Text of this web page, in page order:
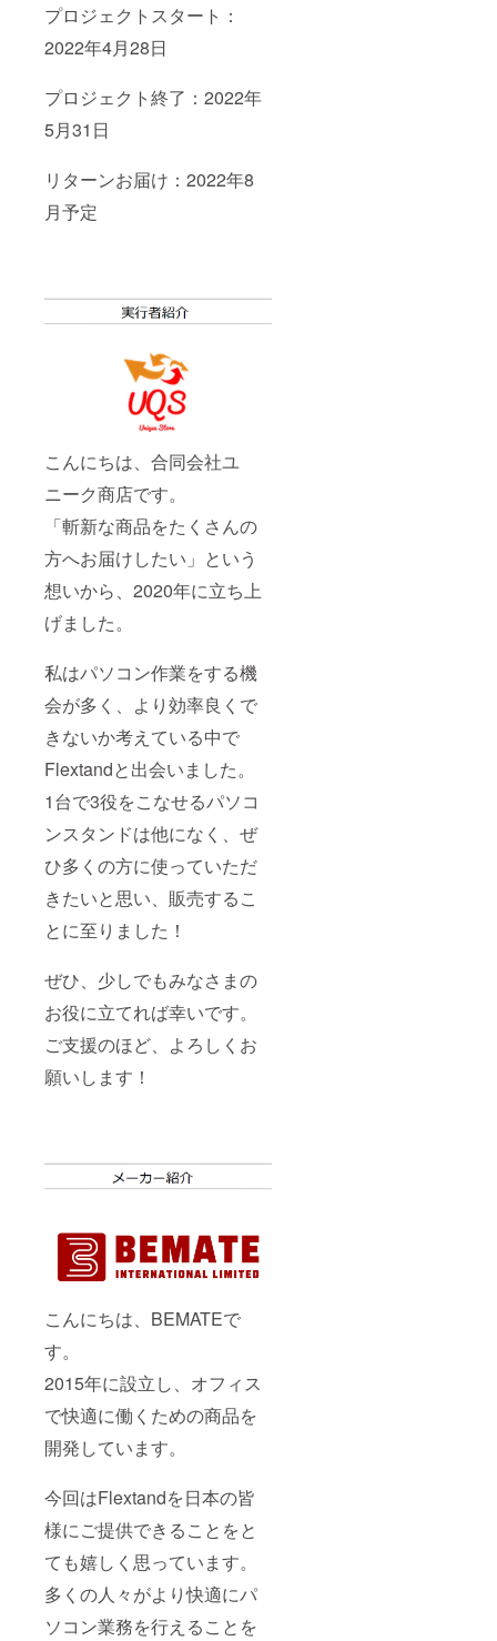
プロジェクトスタート：
2022年4月28日
プロジェクト終了：2022年
5月31日
リターンお届け：2022年8
月予定
こんにちは、合同会社ユ
ニーク商店です。
「斬新な商品をたくさんの
方へお届けしたい」という
想いから、2020年に立ち上
げました。
私はパソコン作業をする機
会が多く、より効率良くで
きないか考えている中で
Flextandと出会いました。
1台で3役をこなせるパソコ
ンスタンドは他になく、ぜ
ひ多くの方に使っていただ
きたいと思い、販売するこ
とに至りました！
ぜひ、少しでもみなさまの
お役に立てれば幸いです。
ご支援のほど、よろしくお
願いします！
こんにちは、BEMATEで
す。
2015年に設立し、オフィス
で快適に働くための商品を
開発しています。
今回はFlextandを日本の皆
様にご提供できることをと
ても嬉しく思っています。
多くの人々がより快適にパ
ソコン業務を行えることを